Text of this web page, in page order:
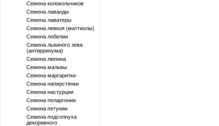
Семена колокольчиков
Семена лаванды
Семена лаватеры
Семена левкоя (маттиолы)
Семена лобелии
Семена львиного зева
(антирринума)
Семена люпина
Семена мальвы
Семена маргаритки
Семена наперстянки
Семена настурции
Семена пеларгонии
Семена петунии
Семена подсолнуха
декоривного